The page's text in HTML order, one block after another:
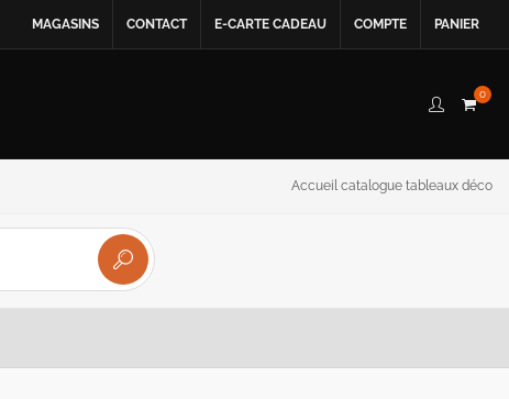
MAGASINS CONTACT E-CARTE CADEAU COMPTE PANIER
0
Accueil catalogue tableaux déco